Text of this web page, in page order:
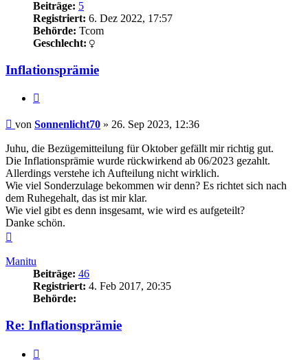
Beiträge: 5
Registriert: 6. Dez 2022, 17:57
Behörde: Tcom
Geschlecht:
Inflationsprämie
Beitrag
von Sonnenlicht70 » 26. Sep 2023, 12:36
Juhu, die Bezügemitteilung für Oktober gefällt mir richtig gut.
Die Inflationsprämie wurde rückwirkend ab 06/2023 gezahlt.
Allerdings verstehe ich Aufteilung nicht wirklich.
Wie viel Sonderzulage bekommen wir denn? Es richtet sich nach
dem Ruhegehalt, das ist mir klar.
Wie viel gibt es denn insgesamt, wie wird es aufgeteilt?
Danke schön.
Manitu
Beiträge: 46
Registriert: 4. Feb 2017, 20:35
Behörde:
Re: Inflationsprämie